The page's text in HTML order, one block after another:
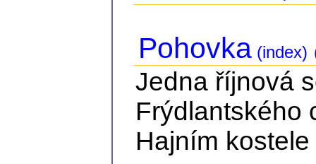
Pohovka(index)
Jedna říjnová
Frýdlantského
Hajním